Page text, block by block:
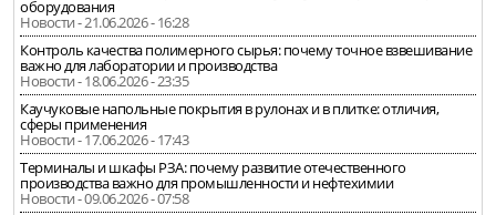
оборудования
Новости - 21.06.2026 - 16:28
Контроль качества полимерного сырья: почему точное взвешивание
важно для лаборатории и производства
Новости - 18.06.2026 - 23:35
Каучуковые напольные покрытия в рулонах и в плитке: отличия,
сферы применения
Новости - 17.06.2026 - 17:43
Терминалы и шкафы РЗА: почему развитие отечественного
производства важно для промышленности и нефтехимии
Новости - 09.06.2026 - 07:58